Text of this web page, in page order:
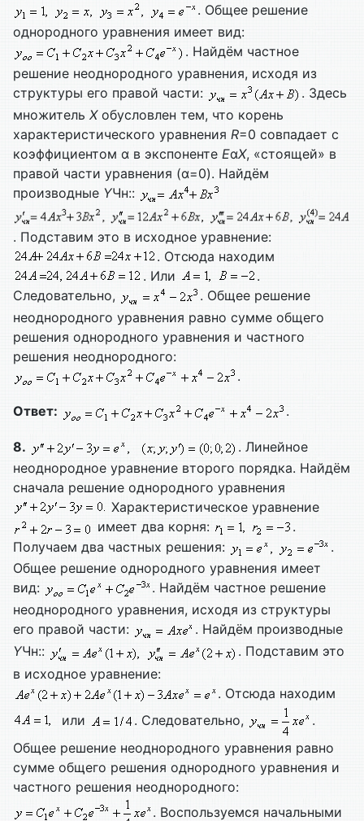
. Общее решение
однородного уравнения имеет вид:
. Найдём частное
решение неоднородного уравнения, исходя из
структуры его правой части:
. Здесь
множитель Хобусловлен тем, что корень
характеристического уравнения R=0 совпадает с
коэффициентом α в экспоненте EαX, «стоящей» в
правой части уравнения (α=0). Найдём
производные YЧн::
. Подставим это в исходное уравнение:
. Отсюда находим
. Или
.
Следовательно,
. Общее решение
неоднородного уравнения равно сумме общего
решения однородного уравнения и частного
решения неоднородного:
.
Ответ: .
8.
. Линейное
неоднородное уравнение второго порядка. Найдём
сначала решение однородного уравнения
Характеристическое уравнение
имеет два корня:
.
Получаем два частных решения:
.
Общее решение однородного уравнения имеет
вид:
. Найдём частное решение
неоднородного уравнения, исходя из структуры
его правой части:
. Найдём производные
YЧн::
. Подставим это
в исходное уравнение:
. Отсюда находим
или
. Следовательно,
.
Общее решение неоднородного уравнения равно
сумме общего решения однородного уравнения и
частного решения неоднородного:
. Воспользуемся начальными